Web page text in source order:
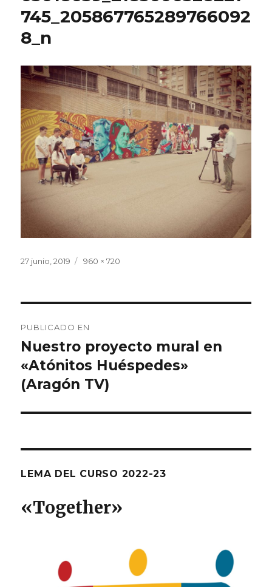
745_205867765289766092
8_n
Publicado
27 junio, 2019
Tamaño
960 × 720
de
entradas
PUBLICADO EN
Nuestro proyecto mural en
«Atónitos Huéspedes»
(Aragón TV)
LEMA DEL CURSO 2022-23
«Together»